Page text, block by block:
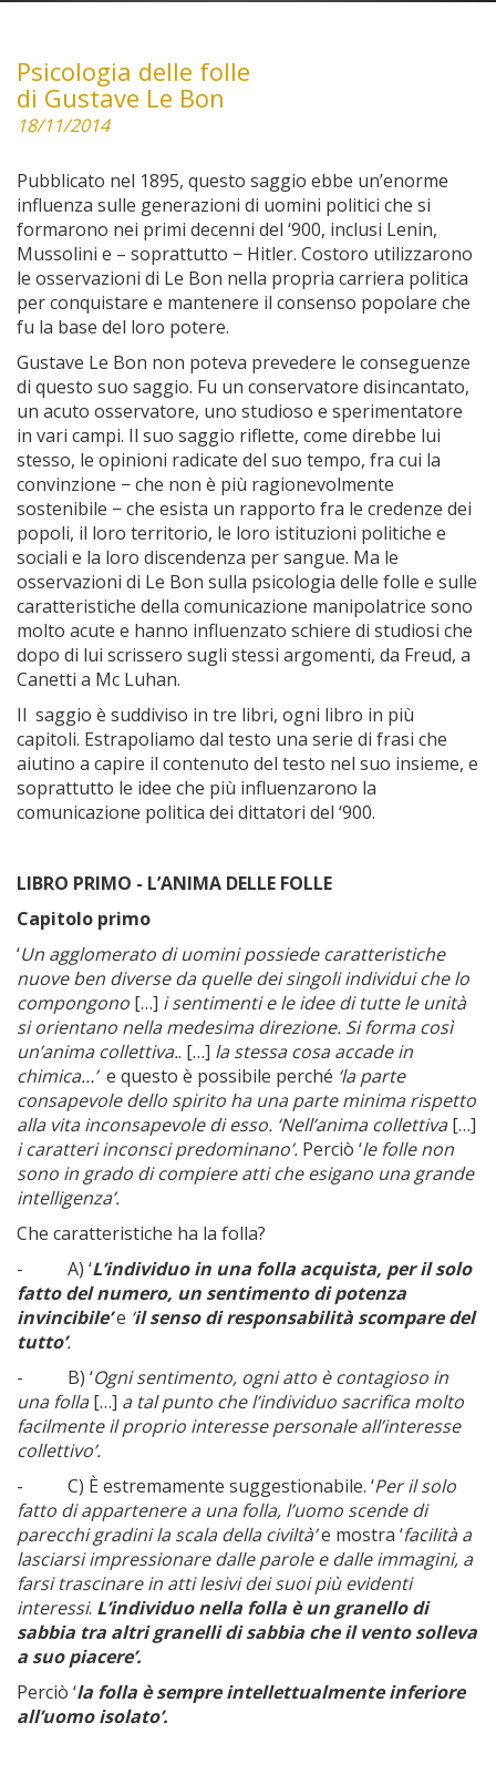
Psicologia delle folle
di Gustave Le Bon
18/11/2014
Pubblicato nel 1895, questo saggio ebbe un’enorme
influenza sulle generazioni di uomini politici che si
formarono nei primi decenni del ‘900, inclusi Lenin,
Mussolini e – soprattutto − Hitler. Costoro utilizzarono
le osservazioni di Le Bon nella propria carriera politica
per conquistare e mantenere il consenso popolare che
fu la base del loro potere.
Gustave Le Bon non poteva prevedere le conseguenze
di questo suo saggio. Fu un conservatore disincantato,
un acuto osservatore, uno studioso e sperimentatore
in vari campi. Il suo saggio riflette, come direbbe lui
stesso, le opinioni radicate del suo tempo, fra cui la
convinzione − che non è più ragionevolmente
sostenibile − che esista un rapporto fra le credenze dei
popoli, il loro territorio, le loro istituzioni politiche e
sociali e la loro discendenza per sangue. Ma le
osservazioni di Le Bon sulla psicologia delle folle e sulle
caratteristiche della comunicazione manipolatrice sono
molto acute e hanno influenzato schiere di studiosi che
dopo di lui scrissero sugli stessi argomenti, da Freud, a
Canetti a Mc Luhan.
Il saggio è suddiviso in tre libri, ogni libro in più
capitoli. Estrapoliamo dal testo una serie di frasi che
aiutino a capire il contenuto del testo nel suo insieme, e
soprattutto le idee che più influenzarono la
comunicazione politica dei dittatori del ‘900.
LIBRO PRIMO - L’ANIMA DELLE FOLLE
Capitolo primo
‘Un agglomerato di uomini possiede caratteristiche
nuove ben diverse da quelle dei singoli individui che lo
compongono […] i sentimenti e le idee di tutte le unità
si orientano nella medesima direzione. Si forma così
un’anima collettiva.. […] la stessa cosa accade in
chimica…’ e questo è possibile perché ‘la parte
consapevole dello spirito ha una parte minima rispetto
alla vita inconsapevole di esso. ‘Nell’anima collettiva[…]
i caratteri inconsci predominano’. Perciò ‘le folle non
sono in grado di compiere atti che esigano una grande
intelligenza’.
Che caratteristiche ha la folla?
- A) ‘L’individuo in una folla acquista, per il solo
fatto del numero, un sentimento di potenza
invincibile’e ‘il senso di responsabilità scompare del
tutto’.
- B) ‘Ogni sentimento, ogni atto è contagioso in
una folla[…] a tal punto che l’individuo sacrifica molto
facilmente il proprio interesse personale all’interesse
collettivo’.
- C) È estremamente suggestionabile. ‘Per il solo
fatto di appartenere a una folla, l’uomo scende di
parecchi gradini la scala della civiltà’e mostra ‘facilità a
lasciarsi impressionare dalle parole e dalle immagini, a
farsi trascinare in atti lesivi dei suoi più evidenti
interessi. L’individuo nella folla è un granello di
sabbia tra altri granelli di sabbia che il vento solleva
a suo piacere’.
Perciò ‘la folla è sempre intellettualmente inferiore
all’uomo isolato’.